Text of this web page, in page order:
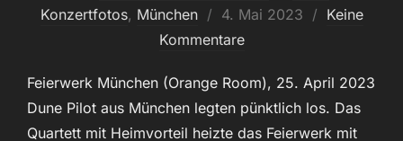
Konzertfotos, München
Veröffentlicht
am
4. Mai 2023
Keine
Kommentare
Feierwerk München (Orange Room), 25. April 2023
Dune Pilot aus München legten pünktlich los. Das
Quartett mit Heimvorteil heizte das Feierwerk mit